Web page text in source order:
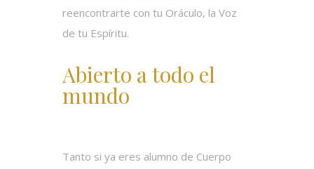
reencontrarte con tu Oráculo, la Voz
de tu Espíritu.
Abierto a todo el
mundo
Tanto si ya eres alumno de Cuerpo